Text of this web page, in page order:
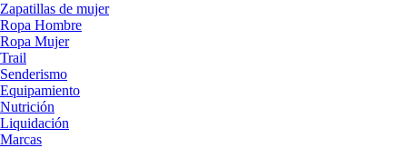
Zapatillas de mujer
Ropa Hombre
Ropa Mujer
Trail
Senderismo
Equipamiento
Nutrición
Liquidación
Marcas